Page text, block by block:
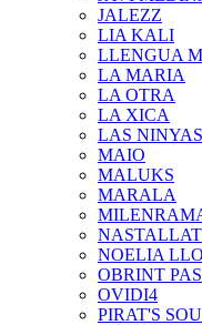
JALEZZ
LIA KALI
LLENGUA
LA MARIA
LA OTRA
LA XICA
LAS
MAIO
MALUKS
MARALA
NASTALLAT
NOELIA
OBRINT PAS
OVIDI4
PIRAT'S